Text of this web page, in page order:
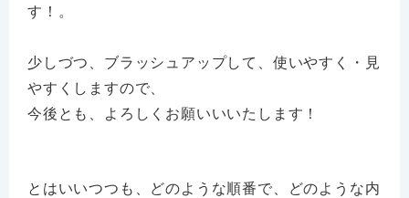
す！。
少しづつ、ブラッシュアップして、使いやすく・見
やすくしますので、
今後とも、よろしくお願いいいたします！
とはいいつつも、どのような順番で、どのような内